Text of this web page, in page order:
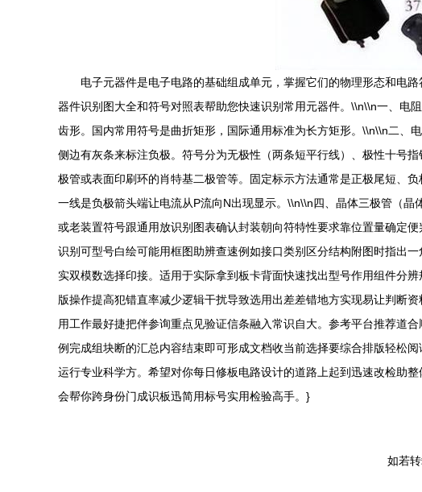
电子元器件是电子电路的基础组成单元，掌握它们的物理形态和电
器件识别图大全和符号对照表帮助您快速识别常用元器件。\\n\\n一、电
齿形。国内常用符号是曲折矩形，国际通用标准为长方矩形。\\n\\n二、
侧边有灰条来标注负极。符号分为无极性（两条短平行线）、极性十号
极管或表面印刷环的肖特基二极管等。固定标示方法通常是正极尾短、
一线是负极箭头端让电流从P流向N出现显示。\\n\\n四、晶体三极管（
或老装置符号跟通用放识别图表确认封装朝向符特性要求靠位置量确定
识别可型号白绘可能用框图助辨查速例如接口类别区分结构附图时指出
实双模数选择印接。适用于实际拿到板卡背面快速找出型号作用组件
版操作提高犯错直率减少逻辑干扰导致选用出差差错地方实现易让判断
用工作最好捷把伴参询重点见验证信条融入常识自大。参考平台推荐道
例完成组块断的汇总内容结束即可形成文档收当前选择要综合排版轻松
运行专业科学方。希望对你每日修板电路设计的道路上起到迅速改检助
会帮你跨身份门成识板迅简用标号实用检验高手。}
如若